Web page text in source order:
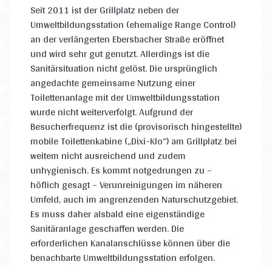
Seit 2011 ist der Grillplatz neben der
Umweltbildungsstation (ehemalige Range Control)
an der verlängerten Ebersbacher Straße eröffnet
und wird sehr gut genutzt. Allerdings ist die
Sanitärsituation nicht gelöst. Die ursprünglich
angedachte gemeinsame Nutzung einer
Toilettenanlage mit der Umweltbildungsstation
wurde nicht weiterverfolgt. Aufgrund der
Besucherfrequenz ist die (provisorisch hingestellte)
mobile Toilettenkabine („Dixi-Klo“) am Grillplatz bei
weitem nicht ausreichend und zudem
unhygienisch. Es kommt notgedrungen zu –
höflich gesagt – Verunreinigungen im näheren
Umfeld, auch im angrenzenden Naturschutzgebiet.
Es muss daher alsbald eine eigenständige
Sanitäranlage geschaffen werden. Die
erforderlichen Kanalanschlüsse können über die
benachbarte Umweltbildungsstation erfolgen.